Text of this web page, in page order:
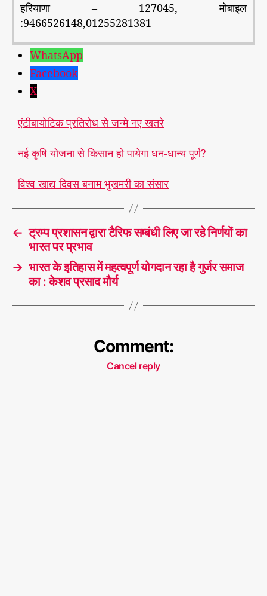
हरियाणा – 127045, मोबाइल
:9466526148,01255281381
WhatsApp
Facebook
X
एंटीबायोटिक प्रतिरोध से जन्मे नए खतरे
नई कृषि योजना से किसान हो पायेगा धन-धान्य पूर्ण?
विश्व खाद्य दिवस बनाम भुखमरी का संसार
← ट्रम्प प्रशासन द्वारा टैरिफ सम्बंधी लिए जा रहे निर्णयों का
भारत पर प्रभाव
→ भारत के इतिहास में महत्वपूर्ण योगदान रहा है गुर्जर समाज
का : केशव प्रसाद मौर्य
Comment:
Cancel reply